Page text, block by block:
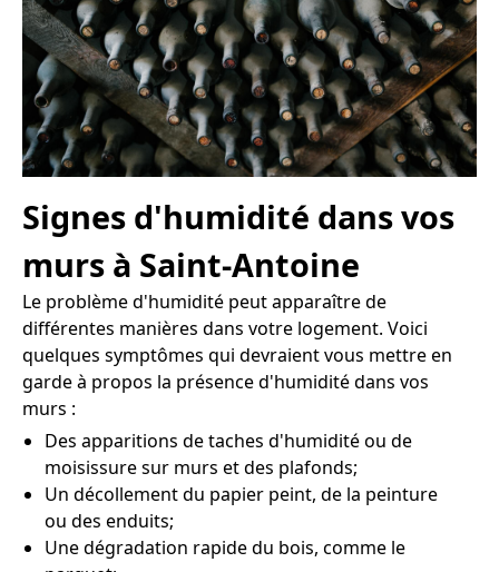
Signes d'humidité dans vos
murs à Saint-Antoine
Le problème d'humidité peut apparaître de
différentes manières dans votre logement. Voici
quelques symptômes qui devraient vous mettre en
garde à propos la présence d'humidité dans vos
murs :
Des apparitions de taches d'humidité ou de
moisissure sur murs et des plafonds;
Un décollement du papier peint, de la peinture
ou des enduits;
Une dégradation rapide du bois, comme le